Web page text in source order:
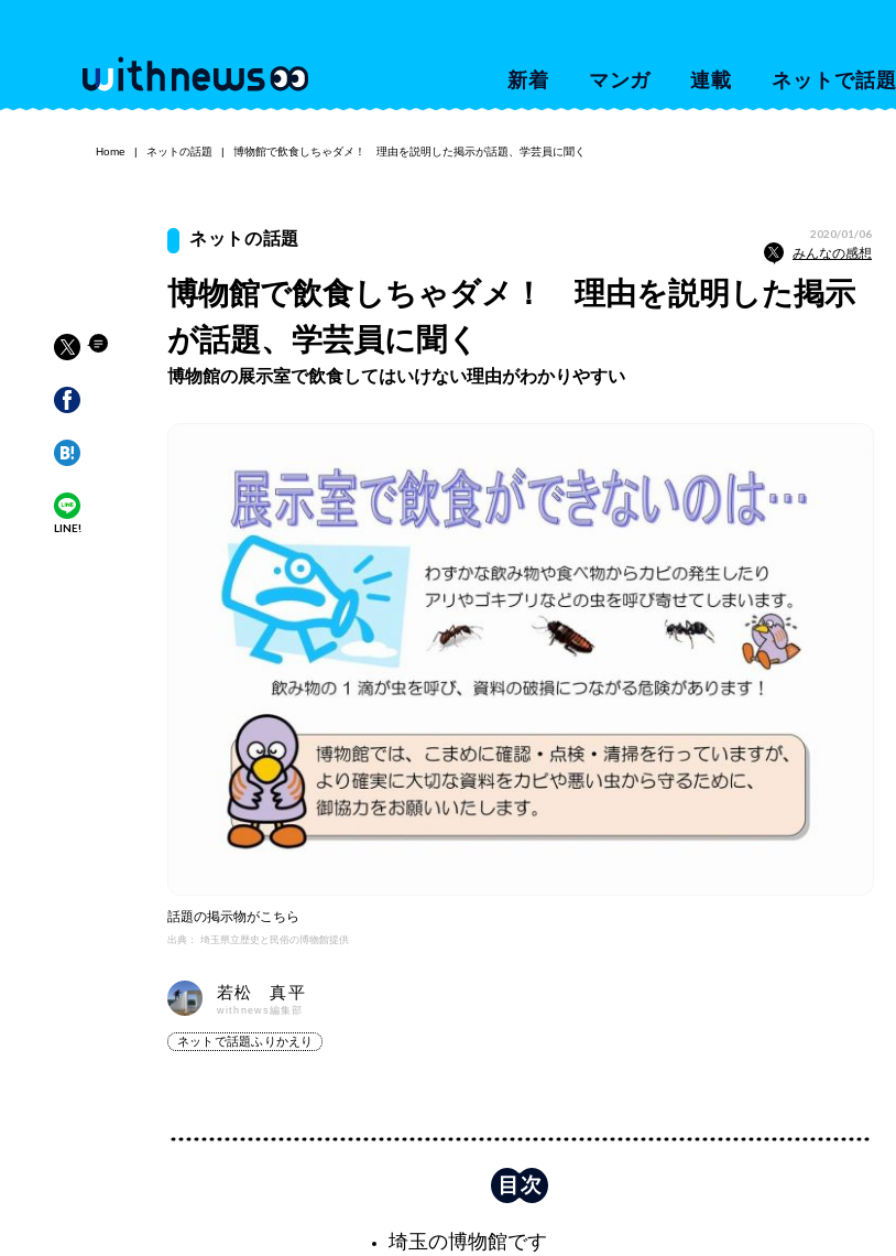
新着 マンガ 連載 ネットで話題
Home ネットの話題 博物館で飲食しちゃダメ！ 理由を説明した掲示が話題、学芸員に聞く
LINE!
ネットの話題 2020/01/06
みんなの感想
博物館で飲食しちゃダメ！ 理由を説明した掲示
が話題、学芸員に聞く
博物館の展示室で飲食してはいけない理由がわかりやすい
話題の掲示物がこちら
出典： 埼玉県立歴史と民俗の博物館提供
若松 真平
withnews編集部
ネットで話題ふりかえり
埼玉の博物館です